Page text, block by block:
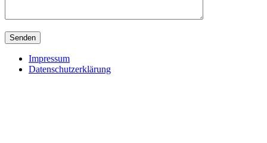
Impressum
Datenschutzerklärung